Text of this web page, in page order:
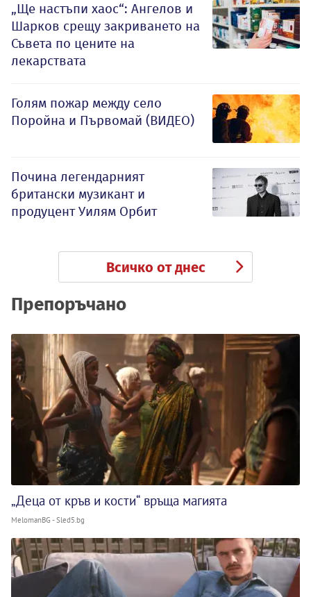
„Ще настъпи хаос“: Ангелов и
Шарков срещу закриването на
Съвета по цените на
лекарствата
Голям пожар между село
Поройна и Първомай (ВИДЕО)
Почина легендарният
британски музикант и
продуцент Уилям Орбит
Всичко от днес
Препоръчано
„Деца от кръв и кости“ връща магията
MelomanBG - Sled5.bg